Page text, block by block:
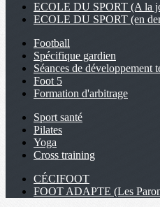
ECOLE DU SPORT (A la
ECOLE DU SPORT (en
Football
Spécifique gardien
Séances de développement
Foot 5
Formation d'arbitrage
Sport santé
Pilates
Yoga
Cross training
CÉCIFOOT
FOOT ADAPTE (Les